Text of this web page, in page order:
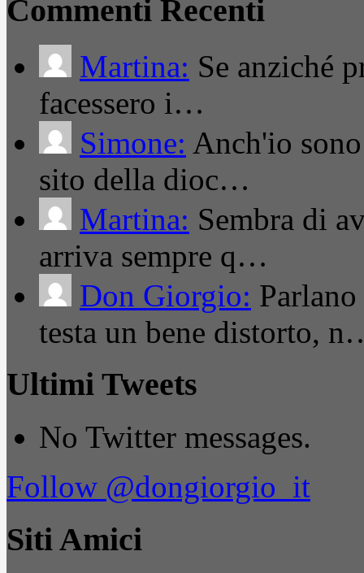
Commenti Recenti
Martina: Se anziché
facessero i…
Simone: Anch'io
sito della dioc…
Martina: Sembra di
arriva sempre q…
Don Giorgio:
testa un bene distorto,
Ultimi Tweets
No Twitter messages.
Follow @dongiorgio_it
Siti Amici